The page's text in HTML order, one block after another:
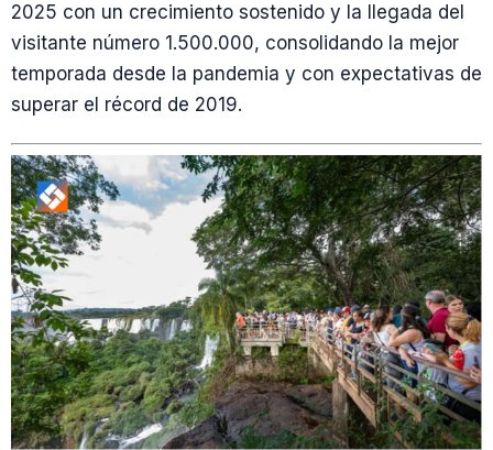
2025 con un crecimiento sostenido y la llegada del
visitante número 1.500.000, consolidando la mejor
temporada desde la pandemia y con expectativas de
superar el récord de 2019.